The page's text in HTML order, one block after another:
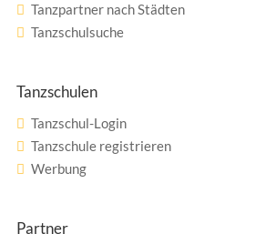
Tanzpartner nach Städten
Tanzschulsuche
Tanzschulen
Tanzschul-Login
Tanzschule registrieren
Werbung
Partner